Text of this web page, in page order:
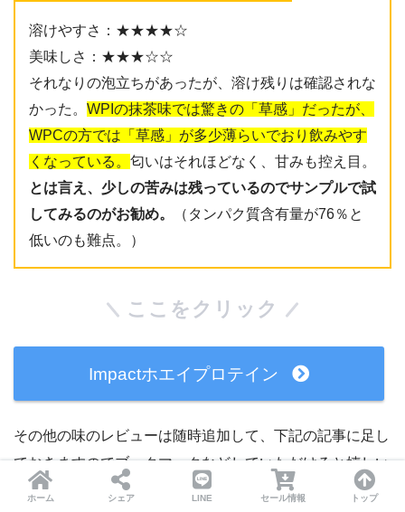
溶けやすさ：★★★★☆
美味しさ：★★★☆☆
それなりの泡立ちがあったが、溶け残りは確認されな
かった。 WPIの抹茶味では驚きの「草感」だったが、
WPCの方では「草感」が多少薄らいでおり飲みやす
くなっている。 匂いはそれほどなく、甘みも控え目。
とは言え、少しの苦みは残っているのでサンプルで試
してみるのがお勧め。
（タンパク質含有量が76％と
低いのも難点。）
ここをクリック
Impactホエイプロテイン
その他の味のレビューは随時追加して、下記の記事に足し
ておきますのでブックマークなどしていただけると嬉しい
です！
ホーム シェア LINE セール情報 トップ